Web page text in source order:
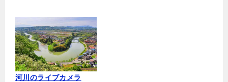
河川のライブカメラ